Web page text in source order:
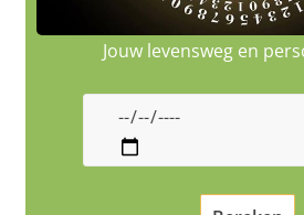
Jouw levensweg en